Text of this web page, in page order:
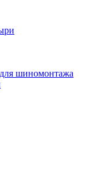
шиномонтажа